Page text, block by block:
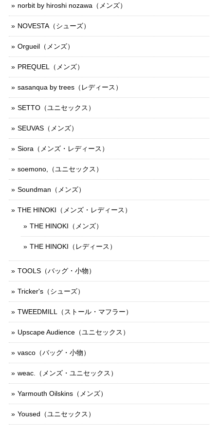
norbit by hiroshi nozawa（メンズ）
NOVESTA（シューズ）
Orgueil（メンズ）
PREQUEL（メンズ）
sasanqua by trees（レディース）
SETTO（ユニセックス）
SEUVAS（メンズ）
Siora（メンズ・レディース）
soemono,（ユニセックス）
Soundman（メンズ）
THE HINOKI（メンズ・レディース）
THE HINOKI（メンズ）
THE HINOKI（レディース）
TOOLS（バッグ・小物）
Tricker's（シューズ）
TWEEDMILL（ストール・マフラー）
Upscape Audience（ユニセックス）
vasco（バッグ・小物）
weac.（メンズ・ユニセックス）
Yarmouth Oilskins（メンズ）
Yoused（ユニセックス）